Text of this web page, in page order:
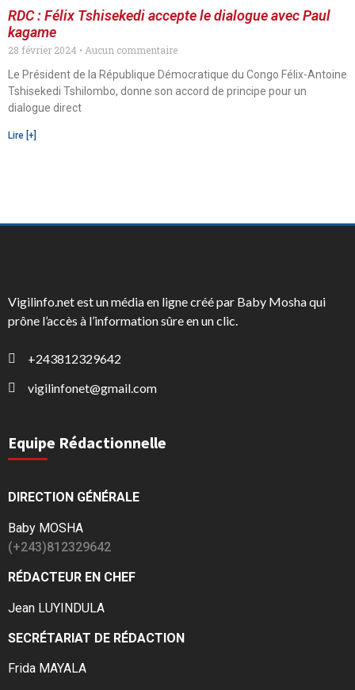
RDC : Félix Tshisekedi accepte le dialogue avec Paul
kagame
28 février 2024
Aucun commentaire
Le Président de la République Démocratique du Congo Félix-Antoine
Tshisekedi Tshilombo, donne son accord de principe pour un
dialogue direct
Lire [+]
Vigilinfo.net est un média en ligne créé par Baby Mosha qui
prône l’accès à l’information sûre en un clic.
+243812329642
vigilinfonet@gmail.com
Equipe Rédactionnelle
DIRECTION GÉNÉRALE
Baby MOSHA
(+243)812329642
RÉDACTEUR EN CHEF
Jean LUYINDULA
SECRÉTARIAT DE RÉDACTION
Frida MAYALA